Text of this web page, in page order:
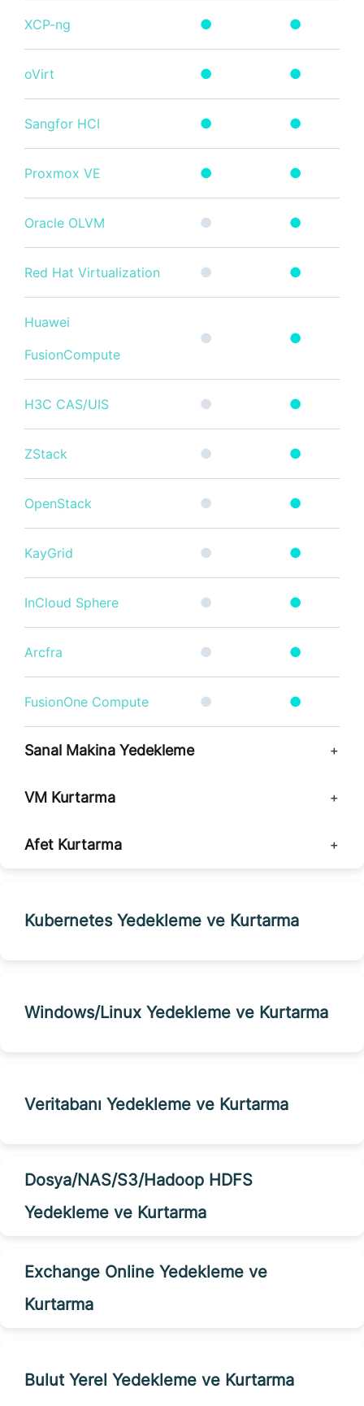
XCP-ng ● ●
oVirt ● ●
Sangfor HCI ● ●
Proxmox VE ● ●
Oracle OLVM ● ●
Red Hat Virtualization ● ●
Huawei
FusionCompute
● ●
H3C CAS/UIS ● ●
ZStack ● ●
OpenStack ● ●
KayGrid ● ●
InCloud Sphere ● ●
Arcfra ● ●
FusionOne Compute ● ●
Sanal Makina Yedekleme
VM Kurtarma
Afet Kurtarma
Kubernetes Yedekleme ve Kurtarma
Windows/Linux Yedekleme ve Kurtarma
Veritabanı Yedekleme ve Kurtarma
Dosya/NAS/S3/Hadoop HDFS
Yedekleme ve Kurtarma
Exchange Online Yedekleme ve
Kurtarma
Bulut Yerel Yedekleme ve Kurtarma